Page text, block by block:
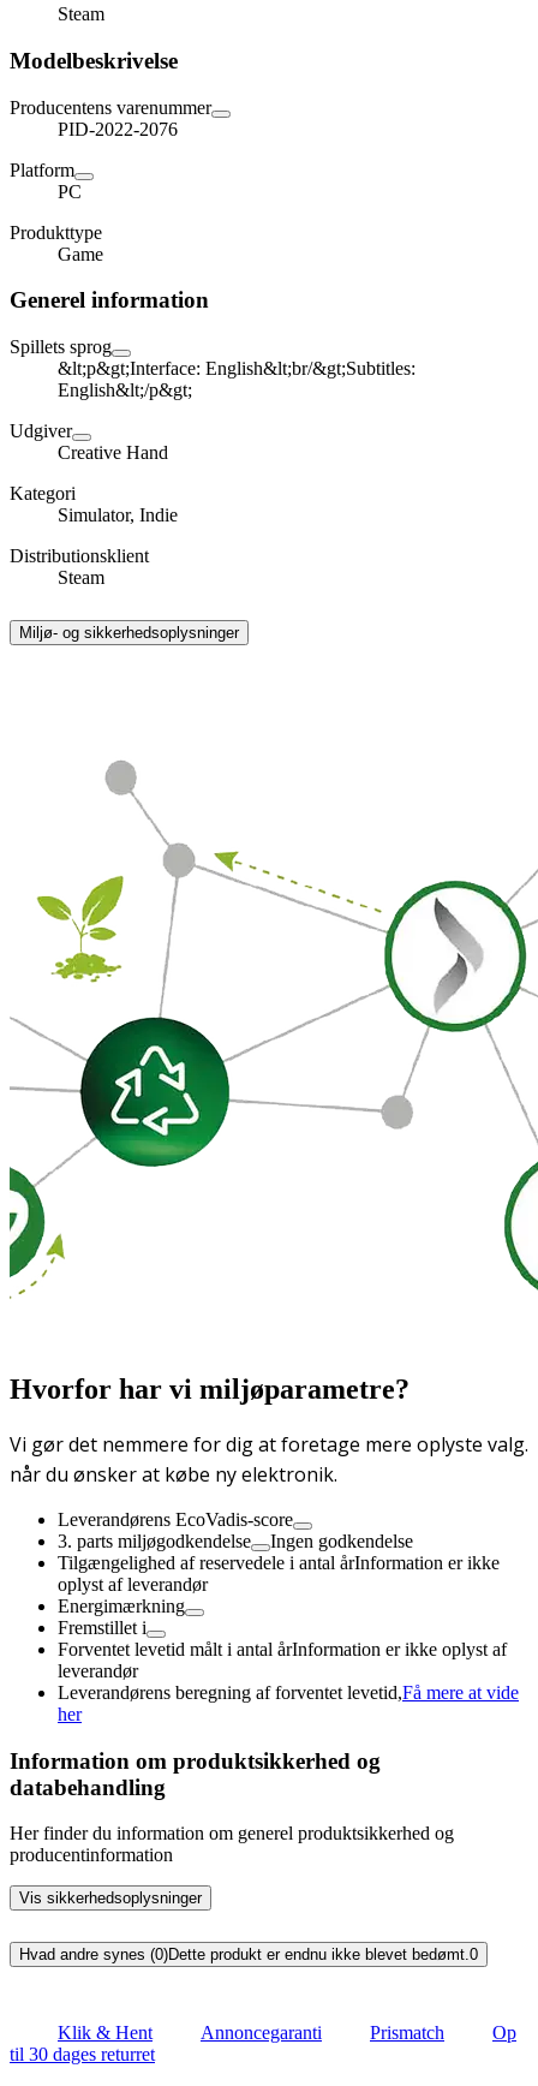
Steam
Modelbeskrivelse
Producentens varenummer
PID-2022-2076
Platform
PC
Produkttype
Game
Generel information
Spillets sprog
&lt;p&gt;Interface: English&lt;br/&gt;Subtitles:
English&lt;/p&gt;
Udgiver
Creative Hand
Kategori
Simulator, Indie
Distributionsklient
Steam
Miljø- og sikkerhedsoplysninger
Hvorfor har vi miljøparametre?
Vi gør det nemmere for dig at foretage mere oplyste valg.
når du ønsker at købe ny elektronik.
Leverandørens EcoVadis-score
3. parts miljøgodkendelse
Ingen godkendelse
Tilgængelighed af reservedele i antal årInformation er ikke
oplyst af leverandør
Energimærkning
Fremstillet i
Forventet levetid målt i antal årInformation er ikke oplyst af
leverandør
Leverandørens beregning af forventet levetid,Få mere at vide
her
Information om produktsikkerhed og
databehandling
Her finder du information om generel produktsikkerhed og
producentinformation
Vis sikkerhedsoplysninger
Hvad andre synes (0)Dette produkt er endnu ikke blevet bedømt.0
Klik & Hent Annoncegaranti Prismatch
Op
til 30 dages returret